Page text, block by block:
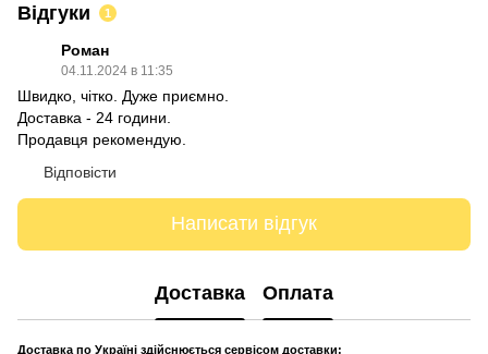
Відгуки 1
Роман
04.11.2024 в 11:35
Швидко, чітко. Дуже приємно.
Доставка - 24 години.
Продавця рекомендую.
Відповісти
Написати відгук
Доставка Оплата
Доставка по Україні здійснюється сервісом доставки: